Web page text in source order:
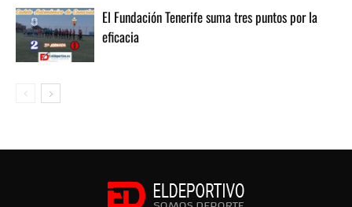
El Fundación Tenerife suma tres puntos por la
eficacia